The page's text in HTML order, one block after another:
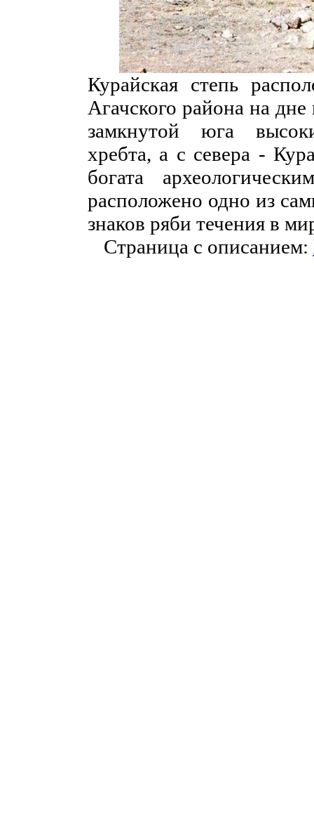
Курайская степь
Агачского района на
замкнутой юга
хребта, а с севера -
богата
расположено одно из
знаков ряби течения в
Страница с описанием: